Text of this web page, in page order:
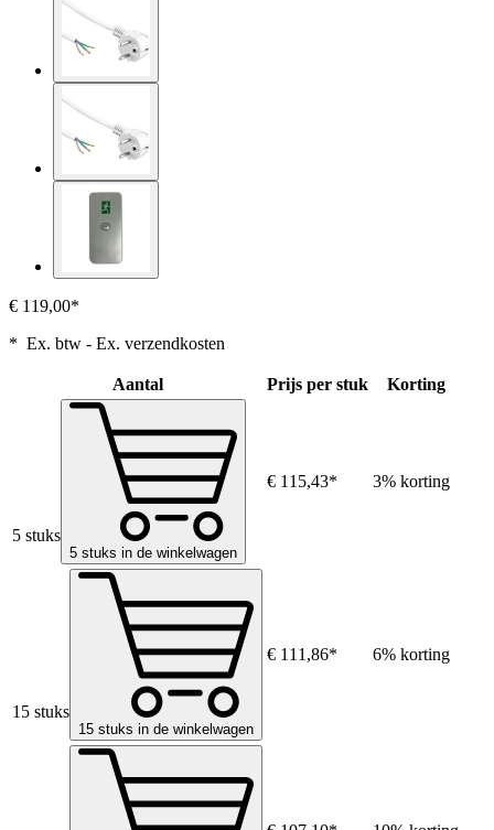
€ 119,00*
* Ex. btw - Ex. verzendkosten
Aantal Prijs per stuk Korting
5 stuks
5 stuks in de winkelwagen
€ 115,43* 3% korting
15 stuks
15 stuks in de winkelwagen
€ 111,86* 6% korting